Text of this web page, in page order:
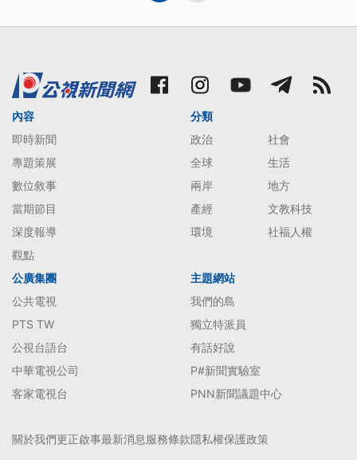
內容
即時新聞
專題策展
數位敘事
當期節目
深度報導
觀點
分類
政治
社會
全球
生活
兩岸
地方
產經
文教科技
環境
社福人權
公廣集團
公共電視
PTS TW
公視台語台
中華電視公司
客家電視台
主題網站
我們的島
獨立特派員
有話好說
P#新聞實驗室
PNN新聞議題中心
關於我們更正啟事最新消息服務條款隱私權保護政策